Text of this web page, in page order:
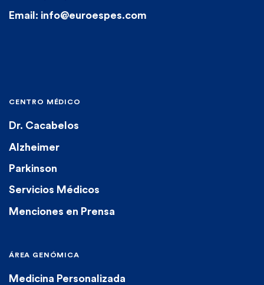
Email: info@euroespes.com
CENTRO MÉDICO
Dr. Cacabelos
Alzheimer
Parkinson
Servicios Médicos
Menciones en Prensa
ÁREA GENÓMICA
Medicina Personalizada